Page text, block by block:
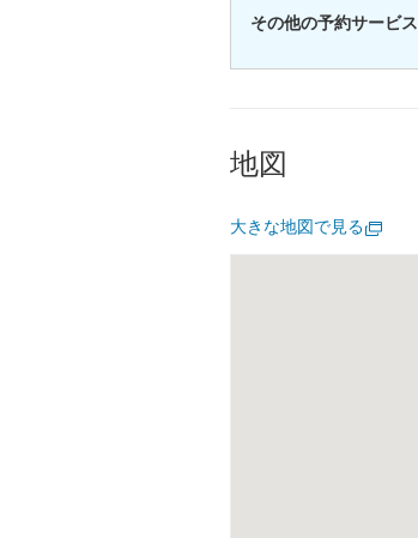
その他の予約サービス
地図
大きな地図で見る